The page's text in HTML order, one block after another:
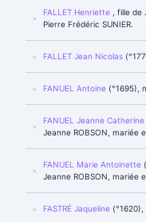
FALLET Henriette , fille de
Pierre Frédéric SUNIER.
FALLET Jean Nicolas
FANUEL Antoine (°1695),
FANUEL Jeanne Catherine
Jeanne ROBSON, mariée
FANUEL Marie Antoinette
Jeanne ROBSON, mariée
FASTRÉ Jaqueline